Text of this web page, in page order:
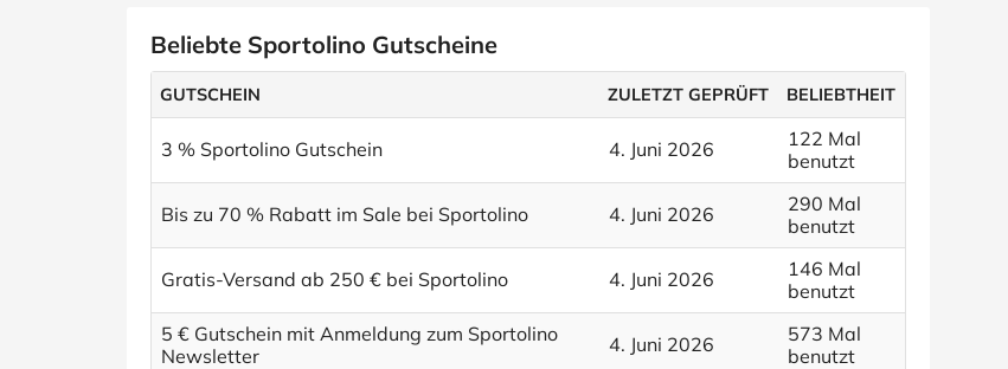
Beliebte Sportolino Gutscheine
GUTSCHEIN ZULETZT GEPRÜFT BELIEBTHEIT
3 % Sportolino Gutschein 4. Juni 2026
122 Mal
benutzt
Bis zu 70 % Rabatt im Sale bei Sportolino 4. Juni 2026
290 Mal
benutzt
Gratis-Versand ab 250 € bei Sportolino 4. Juni 2026
146 Mal
benutzt
5 € Gutschein mit Anmeldung zum Sportolino
Newsletter
4. Juni 2026
573 Mal
benutzt